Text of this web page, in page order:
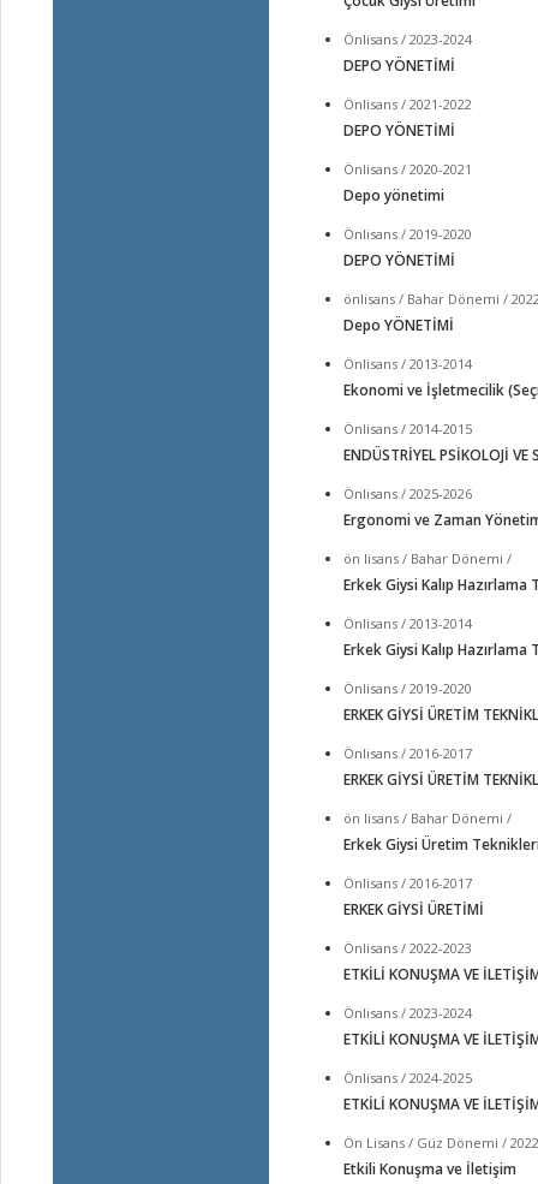
Önlisans / 2023-2024
DEPO YÖNETİMİ
Önlisans / 2021-2022
DEPO YÖNETİMİ
Önlisans / 2020-2021
Depo yönetimi
Önlisans / 2019-2020
DEPO YÖNETİMİ
önlisans / Bahar Dönemi /
Depo YÖNETİMİ
Önlisans / 2013-2014
Ekonomi ve İşletmecilik
Önlisans / 2014-2015
ENDÜSTRİYEL PSİKOLOJİ VE
Önlisans / 2025-2026
Ergonomi ve Zaman
ön lisans / Bahar Dönemi /
Erkek Giysi Kalıp Hazırlama
Önlisans / 2013-2014
Erkek Giysi Kalıp
Önlisans / 2019-2020
ERKEK GİYSİ ÜRETİM
Önlisans / 2016-2017
ERKEK GİYSİ ÜRETİM
ön lisans / Bahar Dönemi /
Erkek Giysi Üretim
Önlisans / 2016-2017
ERKEK GİYSİ ÜRETİMİ
Önlisans / 2022-2023
ETKİLİ KONUŞMA VE
Önlisans / 2023-2024
ETKİLİ KONUŞMA VE
Önlisans / 2024-2025
ETKİLİ KONUŞMA VE
Ön Lisans / Güz Dönemi /
Etkili Konuşma ve İletişim